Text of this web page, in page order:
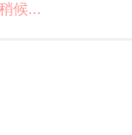
候...